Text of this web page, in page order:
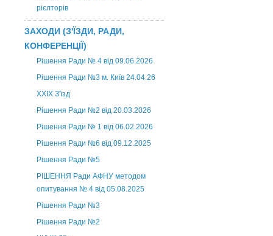
рієлторів
ЗАХОДИ (З'ЇЗДИ, РАДИ,
КОНФЕРЕНЦІЇ)
Рішення Ради № 4 від 09.06.2026
Рішення Ради №3 м. Київ 24.04.26
XXІХ З'їзд
Рішення Ради №2 від 20.03.2026
Рішення Ради № 1 від 06.02.2026
Рішення Ради №6 від 09.12.2025
Рішення Ради №5
РІШЕННЯ Ради АФНУ методом
опитування № 4 від 05.08.2025
Рішення Ради №3
Рішення Ради №2